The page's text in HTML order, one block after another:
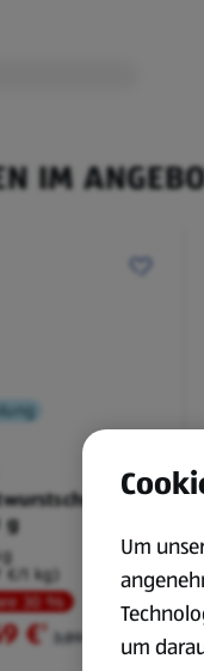
IM
g
€/1 kg)
30 %
€² 3,89 €
Um
um